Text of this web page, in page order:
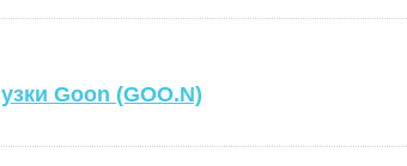
Goon (GOO.N)